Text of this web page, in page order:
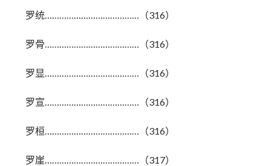
罗统…………………………………（316）
罗骨…………………………………（316）
罗显…………………………………（316）
罗宣…………………………………（316）
罗桓…………………………………（316）
罗崖…………………………………（317）